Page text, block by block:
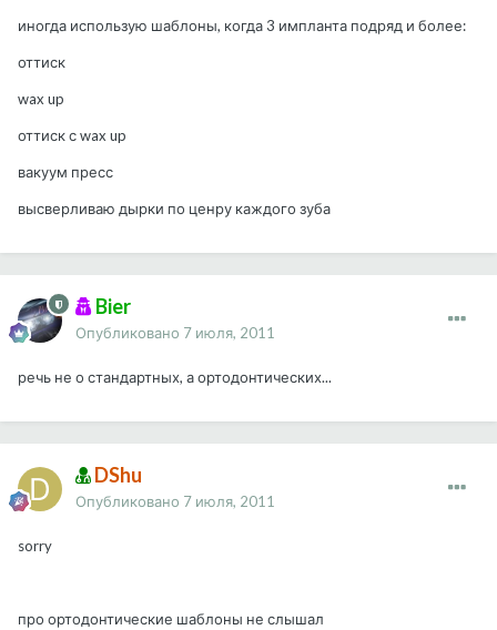
иногда использую шаблоны, когда 3 импланта подряд и более:
оттиск
wax up
оттиск с wax up
вакуум пресс
высверливаю дырки по ценру каждого зуба
Bier
Опубликовано 7 июля, 2011
речь не о стандартных, а ортодонтических...
DShu
Опубликовано 7 июля, 2011
sorry
про ортодонтические шаблоны не слышал